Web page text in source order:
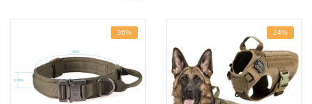
36% 24%